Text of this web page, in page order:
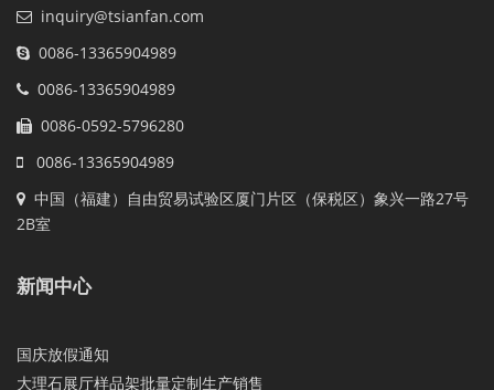
inquiry@tsianfan.com
0086-13365904989
0086-13365904989
0086-0592-5796280
0086-13365904989
中国（福建）自由贸易试验区厦门片区（保税区）象兴一路27号
2B室
新闻中心
国庆放假通知
大理石展厅样品架批量定制生产销售